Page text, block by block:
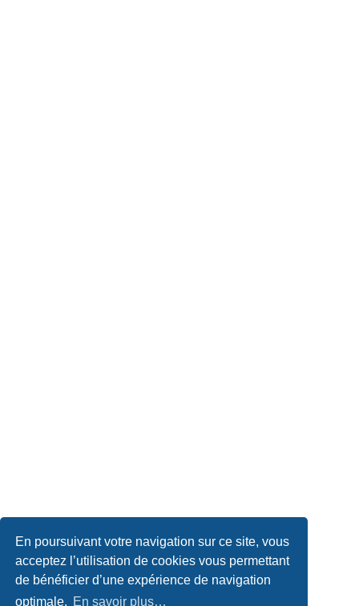
En poursuivant votre navigation sur ce site, vous
acceptez l’utilisation de cookies vous permettant
de bénéficier d’une expérience de navigation
optimale. En savoir plus…